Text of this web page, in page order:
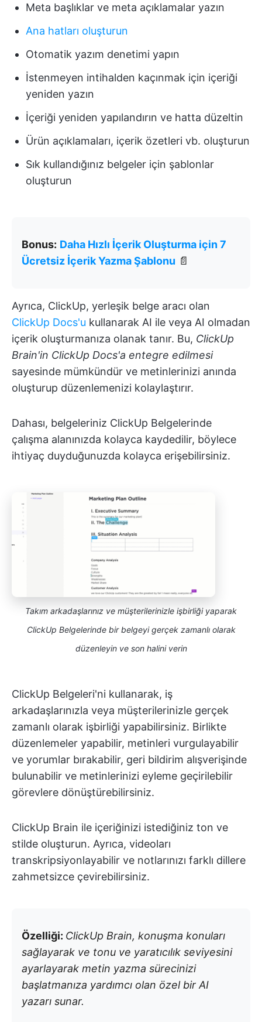
Meta başlıklar ve meta açıklamalar yazın
Ana hatları oluşturun
Otomatik yazım denetimi yapın
İstenmeyen intihalden kaçınmak için içeriği
yeniden yazın
İçeriği yeniden yapılandırın ve hatta düzeltin
Ürün açıklamaları, içerik özetleri vb. oluşturun
Sık kullandığınız belgeler için şablonlar
oluşturun
Bonus: Daha Hızlı İçerik Oluşturma için 7
Ücretsiz İçerik Yazma Şablonu 📄
Ayrıca, ClickUp, yerleşik belge aracı olan
ClickUp Docs'u kullanarak AI ile veya AI olmadan
içerik oluşturmanıza olanak tanır. Bu, ClickUp
Brain'in ClickUp Docs'a entegre edilmesi
sayesinde mümkündür ve metinlerinizi anında
oluşturup düzenlemenizi kolaylaştırır.
Dahası, belgeleriniz ClickUp Belgelerinde
çalışma alanınızda kolayca kaydedilir, böylece
ihtiyaç duyduğunuzda kolayca erişebilirsiniz.
Takım arkadaşlarınız ve müşterilerinizle işbirliği yaparak
ClickUp Belgelerinde bir belgeyi gerçek zamanlı olarak
düzenleyin ve son halini verin
ClickUp Belgeleri'ni kullanarak, iş
arkadaşlarınızla veya müşterilerinizle gerçek
zamanlı olarak işbirliği yapabilirsiniz. Birlikte
düzenlemeler yapabilir, metinleri vurgulayabilir
ve yorumlar bırakabilir, geri bildirim alışverişinde
bulunabilir ve metinlerinizi eyleme geçirilebilir
görevlere dönüştürebilirsiniz.
ClickUp Brain ile içeriğinizi istediğiniz ton ve
stilde oluşturun. Ayrıca, videoları
transkripsiyonlayabilir ve notlarınızı farklı dillere
zahmetsizce çevirebilirsiniz.
Özelliği: ClickUp Brain, konuşma konuları
sağlayarak ve tonu ve yaratıcılık seviyesini
ayarlayarak metin yazma sürecinizi
başlatmanıza yardımcı olan özel bir AI
yazarı sunar.